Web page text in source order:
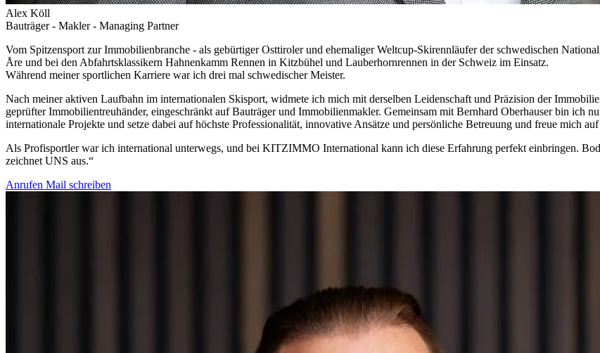
Alex Köll
Bauträger - Makler - Managing Partner
Vom Spitzensport zur Immobilienbranche - als gebürtiger Osttiroler und ehemaliger Weltcup-Skirennläufer der schwedischen
Åre und bei den Abfahrtsklassikern Hahnenkamm Rennen in Kitzbühel und Lauberhornrennen in der Schweiz im Einsatz.
Während meiner sportlichen Karriere war ich drei mal schwedischer Meister.
Nach meiner aktiven Laufbahn im internationalen Skisport, widmete ich mich mit derselben Leidenschaft und Präzision der
geprüfter Immobilientreuhänder, eingeschränkt auf Bauträger und Immobilienmakler. Gemeinsam mit Bernhard Oberhauser bin
internationale Projekte und setze dabei auf höchste Professionalität, innovative Ansätze und persönliche Betreuung und freue mich
Als Profisportler war ich international unterwegs, und bei KITZIMMO International kann ich diese Erfahrung perfekt einbringen.
zeichnet UNS aus.“
Anrufen Mail schreiben